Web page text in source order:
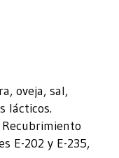
oveja, sal,
lácticos.
E-202 y E-235,